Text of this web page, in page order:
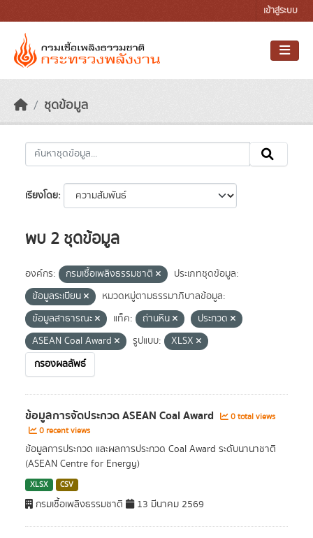
เข้าสู่ระบบ
ชุดข้อมูล
เรียงโดย
พบ 2 ชุดข้อมูล
องค์กร: กรมเชื้อเพลิงธรรมชาติ
ประเภทชุดข้อมูล:
ข้อมูลระเบียน
หมวดหมู่ตามธรรมาภิบาลข้อมูล:
ข้อมูลสาธารณะ
แท็ค: ถ่านหิน
ประกวด
ASEAN Coal Award
รูปแบบ:
XLSX
กรองผลลัพธ์
ข้อมูลการจัดประกวด ASEAN Coal Award
0 total views
0 recent views
ข้อมูลการประกวด และผลการประกวด Coal Award ระดับนานาชาติ
(ASEAN Centre for Energy)
XLSX CSV
กรมเชื้อเพลิงธรรมชาติ 13 มีนาคม 2569